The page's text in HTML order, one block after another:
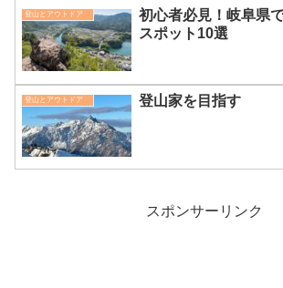
登山とアウトドア
初心者必見！岐阜県
スポット10選
登山とアウトドア 登山家を目指す
スポンサーリンク